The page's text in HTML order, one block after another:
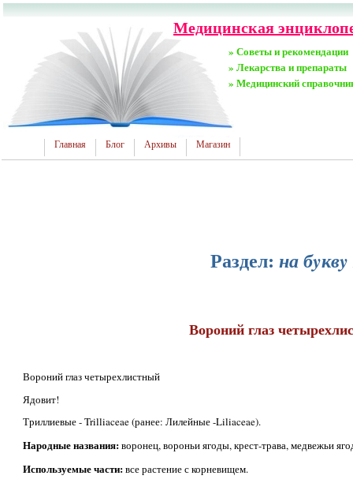
Медицинская
» Советы и рекомендации
» Лекарства и препараты
» Медицинский
Главная Блог Архивы Магазин
Раздел:на
Вороний глаз
Вороний глаз четырехлистный
Ядовит!
Триллиевые - Trilliaceae (ранее: Лилейные -Liliaceae).
Народные названия:воронец, вороньи ягоды, крест-трава, медвежьи
Используемые части:все растение с корневищем.